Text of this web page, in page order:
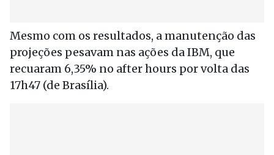
Mesmo com os resultados, a manutenção das
projeções pesavam nas ações da IBM, que
recuaram 6,35% no after hours por volta das
17h47 (de Brasília).